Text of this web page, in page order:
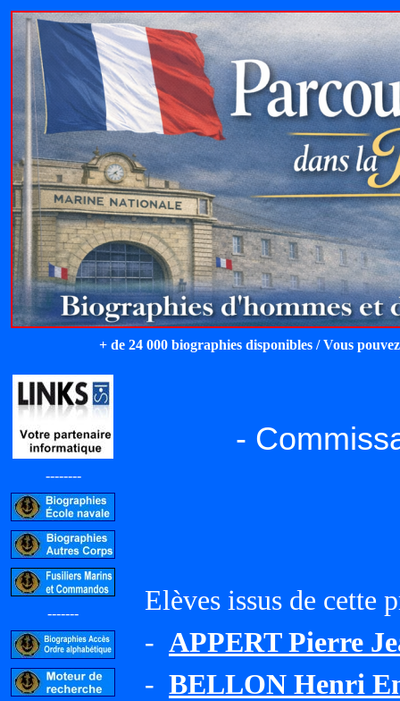
+ de 24 000 biographies disponibles / Vous
--------
-------
-
Elèves issus de cette
- APPERT Pierre
- BELLON Henri